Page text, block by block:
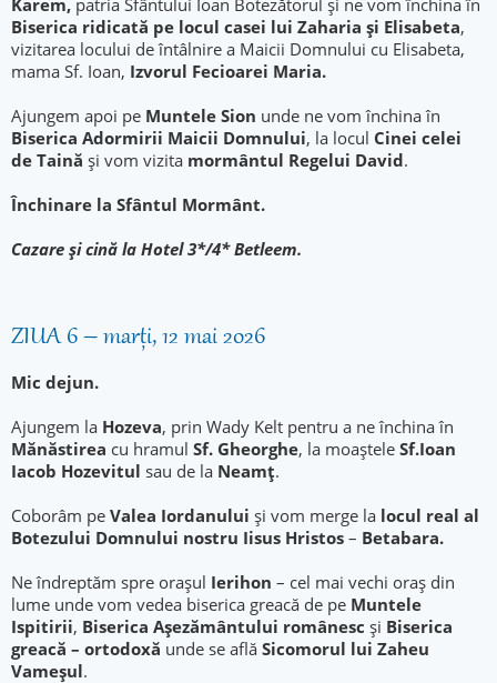
Karem, patria Sfântului Ioan Botezătorul și ne vom închina în
Biserica ridicată pe locul casei lui Zaharia și Elisabeta,
vizitarea locului de întâlnire a Maicii Domnului cu Elisabeta,
mama Sf. Ioan, Izvorul Fecioarei Maria.
Ajungem apoi pe Muntele Sion unde ne vom închina în
Biserica Adormirii Maicii Domnului, la locul Cinei celei
de Taină şi vom vizita mormântul Regelui David.
Închinare la Sfântul Mormânt.
Cazare şi cină la Hotel 3*/4* Betleem.
ZIUA 6 – marți, 12 mai 2026
Mic dejun.
Ajungem la Hozeva, prin Wady Kelt pentru a ne închina în
Mănăstirea cu hramul Sf. Gheorghe, la moaştele Sf.Ioan
Iacob Hozevitul sau de la Neamţ.
Coborâm pe Valea Iordanului și vom merge la locul real al
Botezului Domnului nostru Iisus Hristos – Betabara.
Ne îndreptăm spre oraşul Ierihon – cel mai vechi oraş din
lume unde vom vedea biserica greacă de pe Muntele
Ispitirii, Biserica Aşezământului românesc și Biserica
greacă – ortodoxă unde se află Sicomorul lui Zaheu
Vameșul.